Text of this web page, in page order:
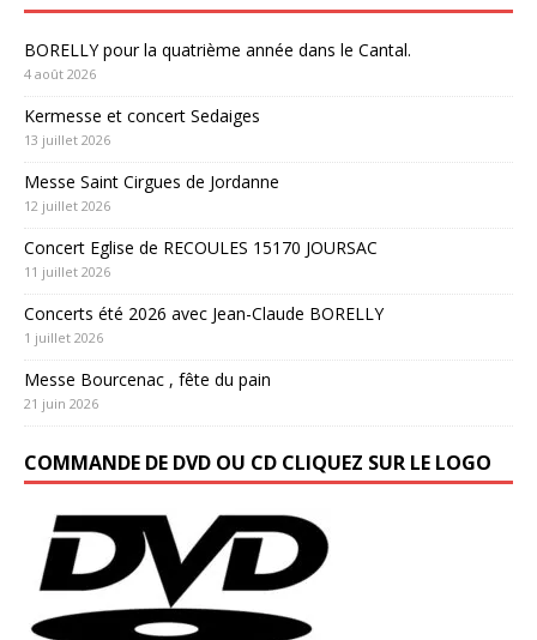
BORELLY pour la quatrième année dans le Cantal.
4 août 2026
Kermesse et concert Sedaiges
13 juillet 2026
Messe Saint Cirgues de Jordanne
12 juillet 2026
Concert Eglise de RECOULES 15170 JOURSAC
11 juillet 2026
Concerts été 2026 avec Jean-Claude BORELLY
1 juillet 2026
Messe Bourcenac , fête du pain
21 juin 2026
COMMANDE DE DVD OU CD CLIQUEZ SUR LE LOGO